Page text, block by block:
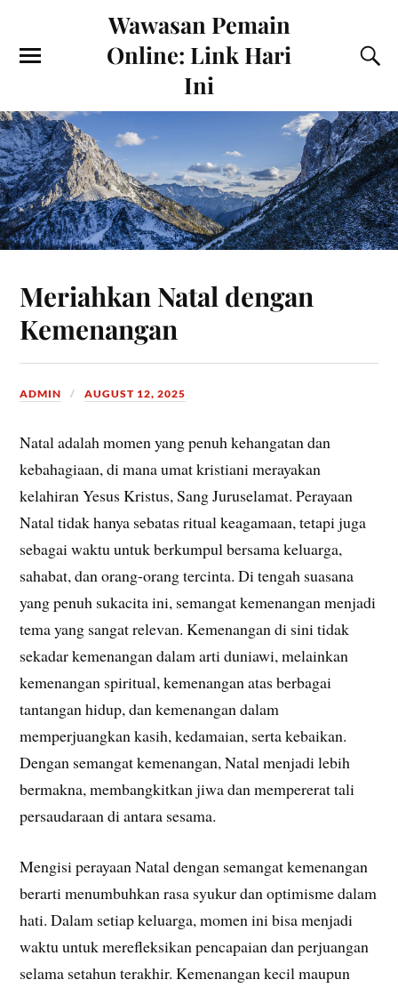
Wawasan Pemain
Online: Link Hari
Ini
Meriahkan Natal dengan
Kemenangan
ADMIN AUGUST 12, 2025
Natal adalah momen yang penuh kehangatan dan
kebahagiaan, di mana umat kristiani merayakan
kelahiran Yesus Kristus, Sang Juruselamat. Perayaan
Natal tidak hanya sebatas ritual keagamaan, tetapi juga
sebagai waktu untuk berkumpul bersama keluarga,
sahabat, dan orang-orang tercinta. Di tengah suasana
yang penuh sukacita ini, semangat kemenangan menjadi
tema yang sangat relevan. Kemenangan di sini tidak
sekadar kemenangan dalam arti duniawi, melainkan
kemenangan spiritual, kemenangan atas berbagai
tantangan hidup, dan kemenangan dalam
memperjuangkan kasih, kedamaian, serta kebaikan.
Dengan semangat kemenangan, Natal menjadi lebih
bermakna, membangkitkan jiwa dan mempererat tali
persaudaraan di antara sesama.
Mengisi perayaan Natal dengan semangat kemenangan
berarti menumbuhkan rasa syukur dan optimisme dalam
hati. Dalam setiap keluarga, momen ini bisa menjadi
waktu untuk merefleksikan pencapaian dan perjuangan
selama setahun terakhir. Kemenangan kecil maupun